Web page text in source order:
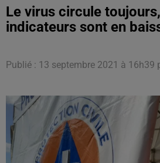
Le virus circule
indicateurs sont en
Publié : 13 septembre 2021 à 16h39